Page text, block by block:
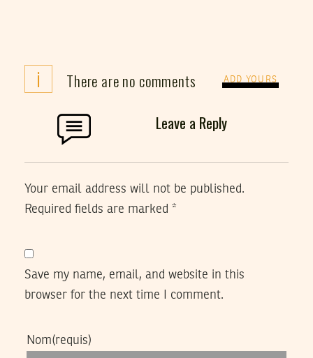
i There are no comments ADD YOURS
Leave a Reply
Your email address will not be published.
Required fields are marked *
Save my name, email, and website in this
browser for the next time I comment.
Nom(requis)